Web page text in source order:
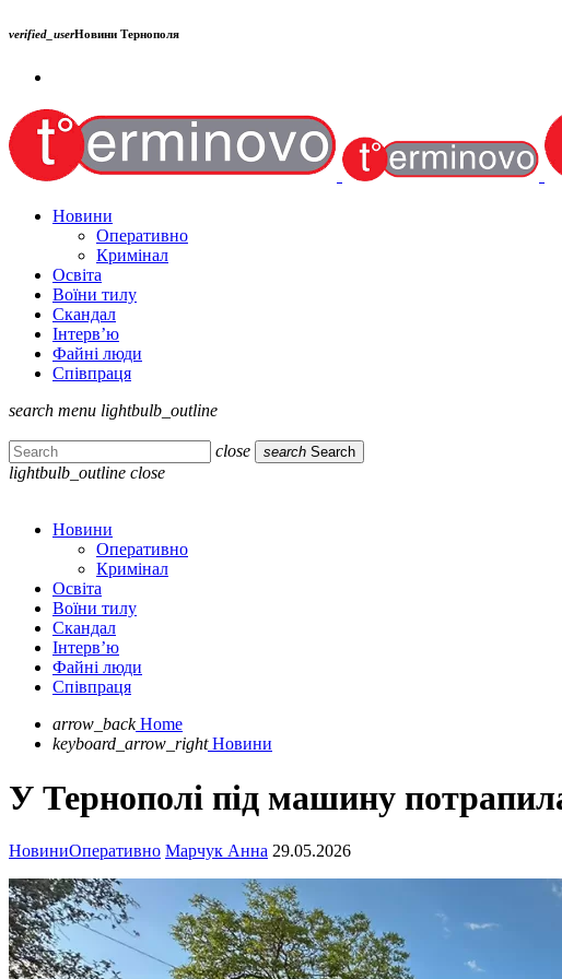
verified_userНовини Тернополя
Новини
Оперативно
Кримінал
Освіта
Воїни тилу
Скандал
Інтерв’ю
Файні люди
Співпраця
search menu lightbulb_outline
close search Search
lightbulb_outline close
Новини
Оперативно
Кримінал
Освіта
Воїни тилу
Скандал
Інтерв’ю
Файні люди
Співпраця
arrow_back Home
keyboard_arrow_right Новини
У Тернополі під машину
НовиниОперативно Марчук Анна 29.05.2026